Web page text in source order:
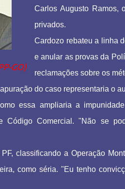
GO)
Carlos Augusto Ramos,
privados.
Cardozo rebateu a linha
e anular as provas da
reclamações sobre os
do caso representaria o
essa ampliaria a
Código Comercial. "Não se
classificando a Operação
como séria. "Eu tenho